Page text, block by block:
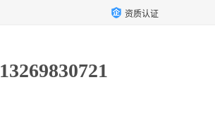
资质认证
13269830721